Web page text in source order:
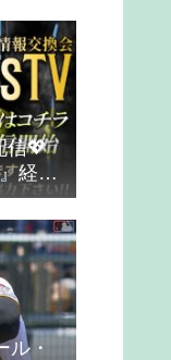
信💖
経済
イン
ン イ
ル・